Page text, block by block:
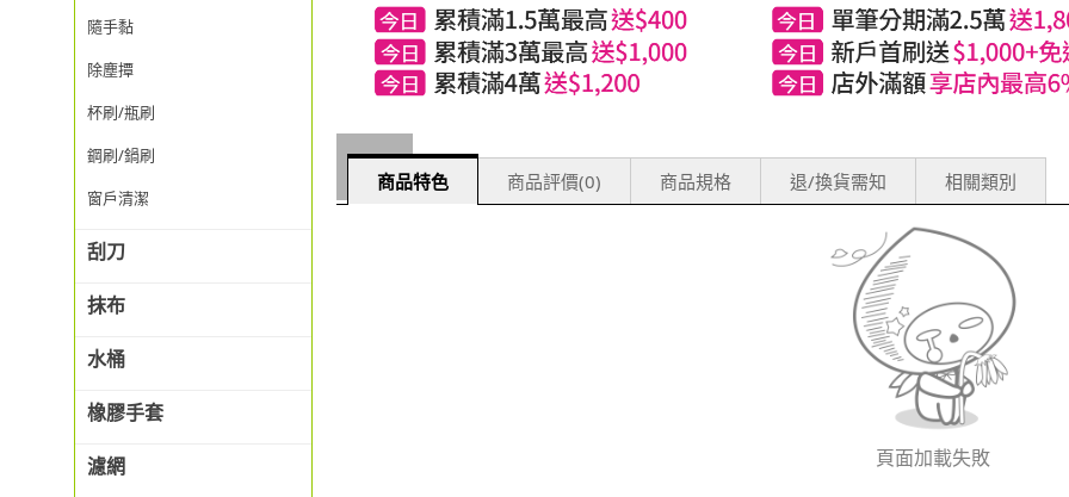
隨手黏
除塵撢
杯刷/瓶刷
鋼刷/鍋刷
窗戶清潔
刮刀
抹布
水桶
橡膠手套
濾網
商品特色 商品評價(0) 商品規格 退/換貨需知 相關類別
頁面加載失敗